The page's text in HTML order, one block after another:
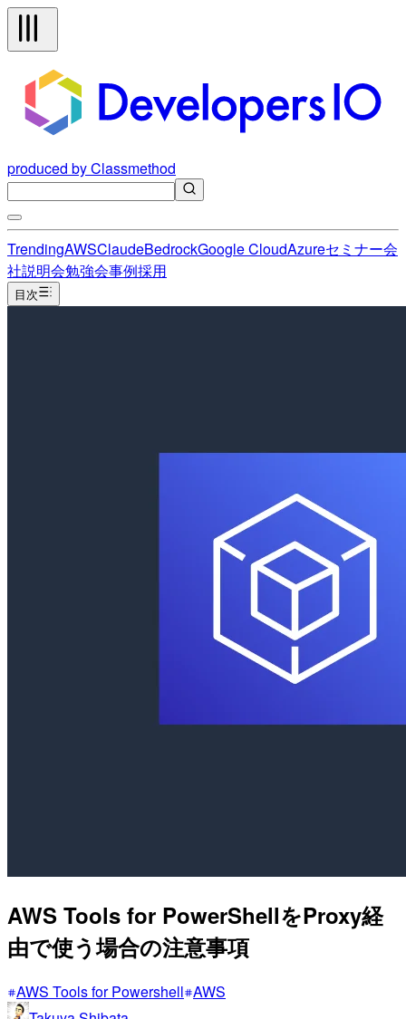
produced by Classmethod
TrendingAWSClaudeBedrockGoogle CloudAzureセミナー会
社説明会勉強会事例採用
目次
AWS Tools for PowerShellをProxy経
由で使う場合の注意事項
AWS Tools for Powershell AWS